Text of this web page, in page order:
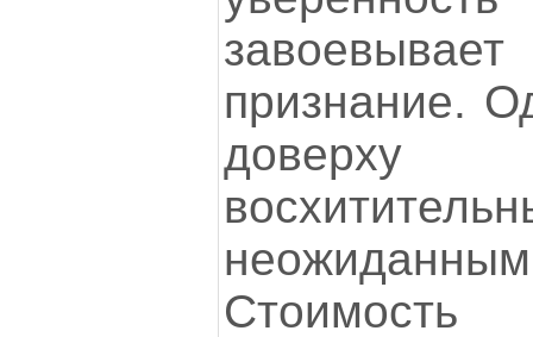
признание.